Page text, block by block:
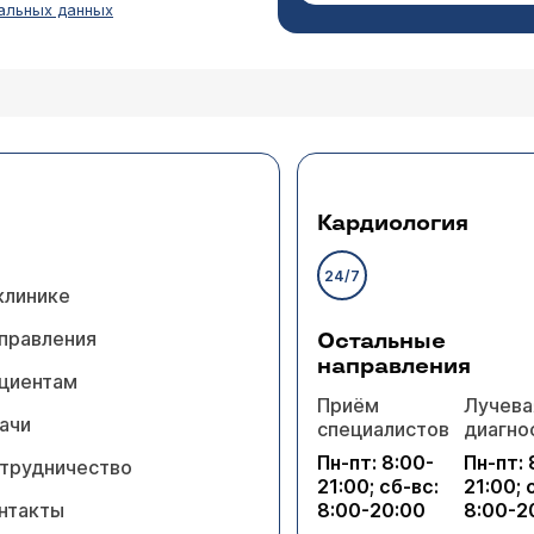
становится легче, ранее не было проблем
?
беседы и осмотра к врачу-гастроэнтерологу.
помочь? сказали, что ничего сделать
пищу, а не просто ждать, когда там что-то
печени и
пузыря, выраженного пневматоза
гастрит сам по себе не вызывает боль,
данных
Кардиология
24/7
Остальные
направления
Приём
специалистов
Пн-пт: 8:00-
21:00; сб-вс:
8:00-20:00
Пн-пт:
21:00;
8:00-